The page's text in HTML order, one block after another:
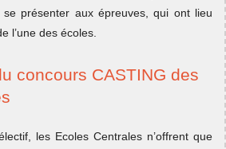
se présenter aux épreuves, qui ont lieu
l’une des écoles.
concours CASTING des
les Ecoles Centrales n’offrent que